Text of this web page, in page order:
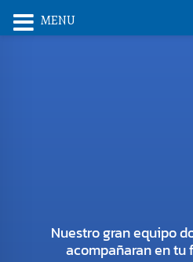
Nuestro gran equipo
acompañaran en tu
MENU